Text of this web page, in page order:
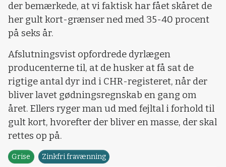
der bemærkede, at vi faktisk har fået skåret de
her gult kort-grænser ned med 35-40 procent
på seks år.
Afslutningsvist opfordrede dyrlægen
producenterne til, at de husker at få sat de
rigtige antal dyr ind i CHR-registeret, når der
bliver lavet gødningsregnskab en gang om
året. Ellers ryger man ud med fejltal i forhold til
gult kort, hvorefter der bliver en masse, der skal
rettes op på.
Grise Zinkfri fravænning